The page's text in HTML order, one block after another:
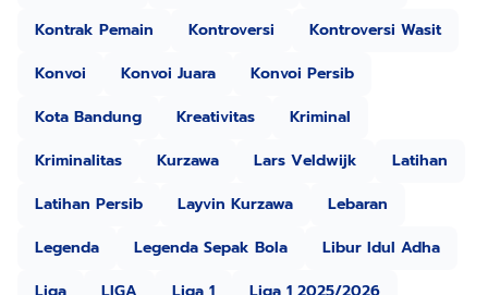
Kontrak Pemain
Kontroversi
Kontroversi Wasit
Konvoi
Konvoi Juara
Konvoi Persib
Kota Bandung
Kreativitas
Kriminal
Kriminalitas
Kurzawa Lars Veldwijk
Latihan
Latihan Persib
Layvin Kurzawa
Lebaran
Legenda
Legenda Sepak Bola
Libur Idul Adha